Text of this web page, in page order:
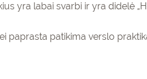
yra labai svarbi ir yra didelė
patikima verslo